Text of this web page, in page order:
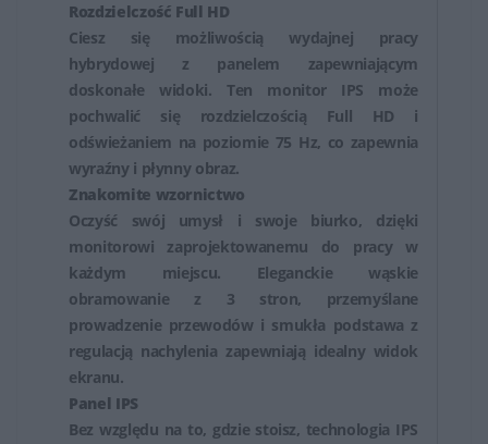
domowych, jak i profesjonalnych, ze względu na ich
różnorodność, jakość obrazu i funkcje dostosowane do
różnych zastosowań. Oferują one szeroki wybór opcji,
które mogą spełnić oczekiwania zarówno zwykłych
użytkowników, jak i profesjonalistów potrzebujących
wysokiej jakości obrazu do zadań wymagających
precyzji i dokładności.
Rozdzielczość Full HD
Ciesz się możliwością wydajnej pracy
hybrydowej z panelem zapewniającym
doskonałe widoki. Ten monitor IPS może
pochwalić się rozdzielczością Full HD i
odświeżaniem na poziomie 75 Hz, co zapewnia
wyraźny i płynny obraz.
Znakomite wzornictwo
Oczyść swój umysł i swoje biurko, dzięki
monitorowi zaprojektowanemu do pracy w
każdym miejscu. Eleganckie wąskie
obramowanie z 3 stron, przemyślane
prowadzenie przewodów i smukła podstawa z
regulacją nachylenia zapewniają idealny widok
ekranu.
Panel IPS
Bez względu na to, gdzie stoisz, technologia IPS